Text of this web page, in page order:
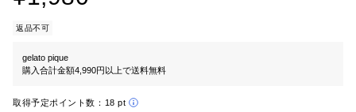
返品不可
gelato pique
購入合計金額4,990円以上で送料無料
取得予定ポイント数： 18 pt